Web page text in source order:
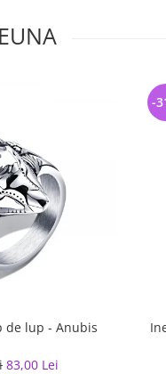
de lup - Anubis
83,00 Lei
-